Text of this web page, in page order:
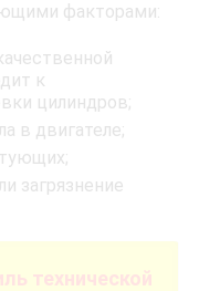
факторами:
к
цилиндров;
в двигателе;
загрязнение
технической